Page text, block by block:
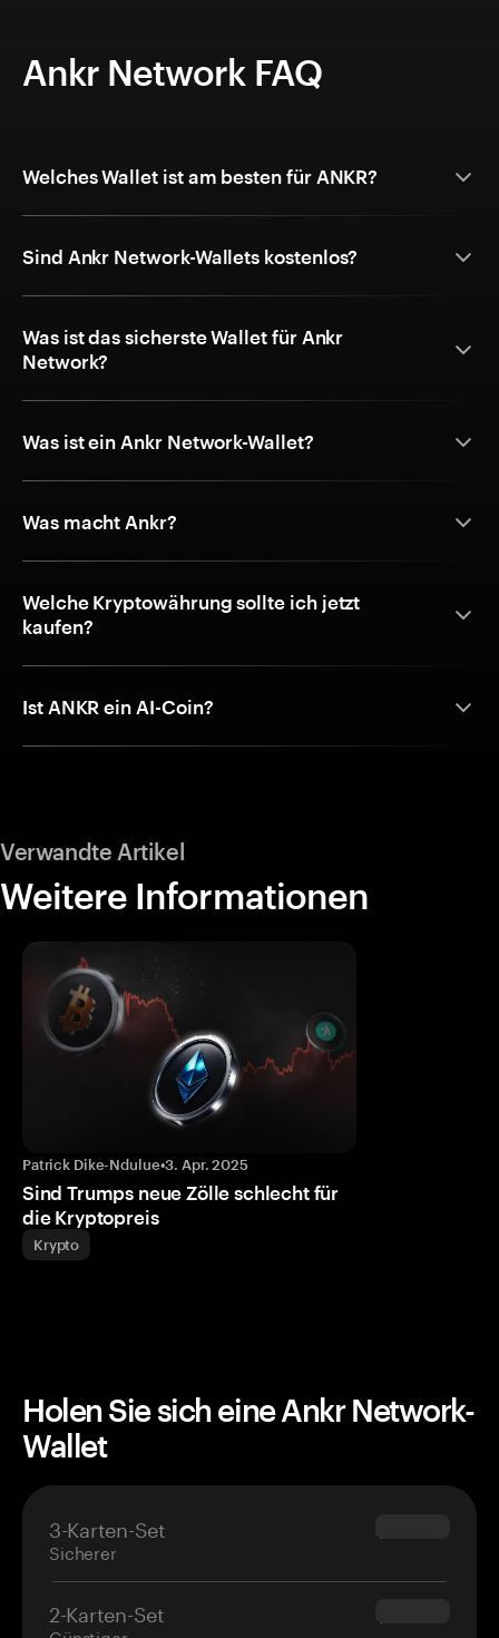
Ankr Network FAQ
Welches Wallet ist am besten für ANKR?
Sind Ankr Network-Wallets kostenlos?
Was ist das sicherste Wallet für Ankr
Network?
Was ist ein Ankr Network-Wallet?
Was macht Ankr?
Welche Kryptowährung sollte ich jetzt
kaufen?
Ist ANKR ein AI-Coin?
Verwandte Artikel
Weitere Informationen
Patrick Dike-Ndulue•3. Apr. 2025
Sind Trumps neue Zölle schlecht für
die Kryptopreis
Krypto
Holen Sie sich eine Ankr Network-
Wallet
3-Karten-Set
Sicherer
$69.90
2-Karten-Set $54.90